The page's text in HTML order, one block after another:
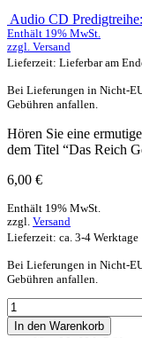
Audio CD
Enthält 19% MwSt.
zzgl. Versand
Lieferzeit: Lieferbar am
Bei Lieferungen in Nicht-
Gebühren anfallen.
Hören Sie eine
dem Titel “Das Reich
6,00 €
Enthält 19% MwSt.
zzgl. Versand
Lieferzeit: ca. 3-4 Werktage
Bei Lieferungen in Nicht-
Gebühren anfallen.
In den Warenkorb